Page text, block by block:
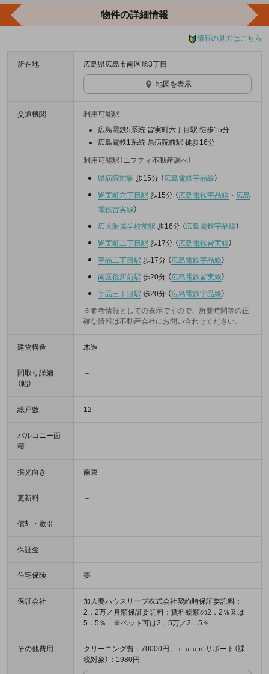
物件の詳細情報
情報の見方はこちら
所在地 広島県広島市南区旭3丁目
地図を表示
交通機関
利用可能駅
広島電鉄5系統 皆実町六丁目駅 徒歩15分
広島電鉄1系統 県病院前駅 徒歩16分
利用可能駅（ニフティ不動産調べ）
県病院前駅 歩15分 （広島電鉄宇品線）
皆実町六丁目駅 歩15分 （広島電鉄宇品線 ・ 広島
電鉄皆実線）
広大附属学校前駅 歩16分 （広島電鉄宇品線）
皆実町二丁目駅 歩17分 （広島電鉄皆実線）
宇品二丁目駅 歩17分 （広島電鉄宇品線）
南区役所前駅 歩20分 （広島電鉄皆実線）
宇品三丁目駅 歩20分 （広島電鉄宇品線）
※参考情報としての表示ですので、所要時間等の正
確な情報は不動産会社にお問い合わせください。
建物構造 木造
間取り詳細
（帖）
－
総戸数 12
バルコニー面
積
－
採光向き 南東
更新料 －
償却・敷引 －
保証金 －
住宅保険 要
保証会社
加入要ハウスリーブ株式会社契約時保証委託料：
2．2万／月額保証委託料：賃料総額の2．2％又は
5．5％ ※ペット可は2．5万／2．5％
その他費用
クリーニング費：70000円、ｒｕｕｍサポート（課
税対象）：1980円